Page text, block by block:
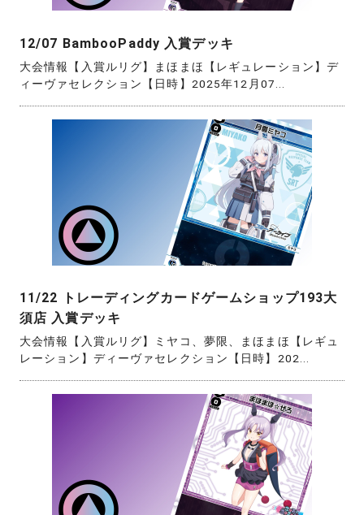
12/07 BambooPaddy 入賞デッキ
大会情報【入賞ルリグ】まほまほ【レギュレーション】デ
ィーヴァセレクション【日時】2025年12月07...
11/22 トレーディングカードゲームショップ193大
須店 入賞デッキ
大会情報【入賞ルリグ】ミヤコ、夢限、まほまほ【レギュ
レーション】ディーヴァセレクション【日時】202...